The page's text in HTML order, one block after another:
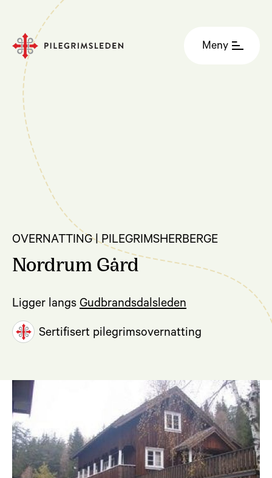
Meny
OVERNATTING | PILEGRIMSHERBERGE
Nordrum Gård
Ligger langs Gudbrandsdalsleden
Sertifisert pilegrimsovernatting